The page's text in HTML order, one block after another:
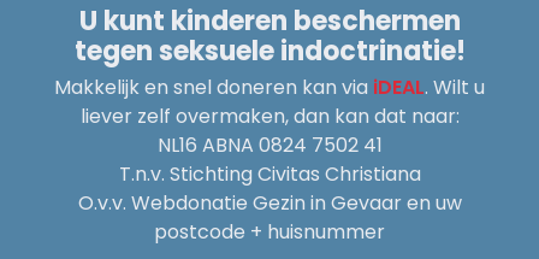
U kunt kinderen beschermen
tegen seksuele indoctrinatie!
Makkelijk en snel doneren kan via iDEAL. Wilt u
liever zelf overmaken, dan kan dat naar:
NL16 ABNA 0824 7502 41
T.n.v. Stichting Civitas Christiana
O.v.v. Webdonatie Gezin in Gevaar en uw
postcode + huisnummer